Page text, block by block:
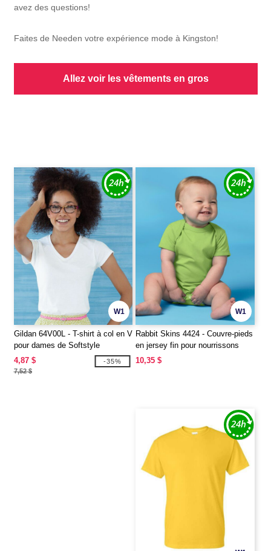
avez des questions!
Faites de Needen votre expérience mode à Kingston!
Allez voir les vêtements en gros
W1
Gildan 64V00L - T-shirt à col en V
pour dames de Softstyle
4,87 $
7,52 $
-35%
W1
Rabbit Skins 4424 - Couvre-pieds
en jersey fin pour nourrissons
10,35 $